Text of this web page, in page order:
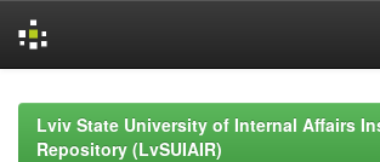
navigationLviv State University of Internal Affairs
Repository (LvSUIAIR)